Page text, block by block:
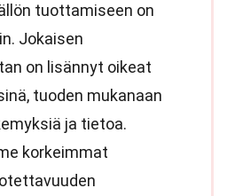
tuottamiseen on
Jokaisen
on lisännyt oikeat
tuoden mukanaan
ja tietoa.
korkeimmat